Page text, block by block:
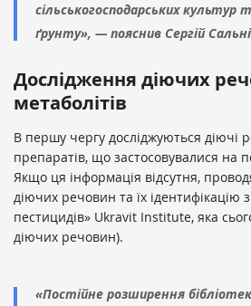
сільськогосподарських культур
ґрунту», — пояснив Сергій
Дослідження діючих
метаболітів
В першу чергу досліджуються діючі
препаратів, що застосовувалися на
Якщо ця інформація відсутня,
діючих речовин та їх ідентифікацію
пестицидів» Ukravit Institute, яка
діючих речовин).
«Постійне розширення